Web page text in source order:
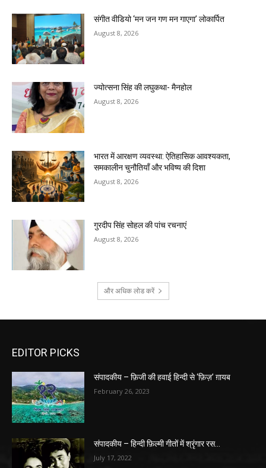
संगीत वीडियो ‘मन जन गण मन गाएगा’ लोकार्पित
August 8, 2026
ज्योत्सना सिंह की लघुकथा- मैनहोल
August 8, 2026
भारत में आरक्षण व्यवस्था: ऐतिहासिक आवश्यकता,
समकालीन चुनौतियाँ और भविष्य की दिशा
August 8, 2026
गुरदीप सिंह सोहल की पांच रचनाएं
August 8, 2026
और अधिक लोड करें
EDITOR PICKS
संपादकीय – फ़िजी की हवाई हिन्दी से ‘फ़िज़’ ग़ायब
February 26, 2023
संपादकीय – हिन्दी फ़िल्मी गीतों में श्रृंगार रस…
July 17, 2022